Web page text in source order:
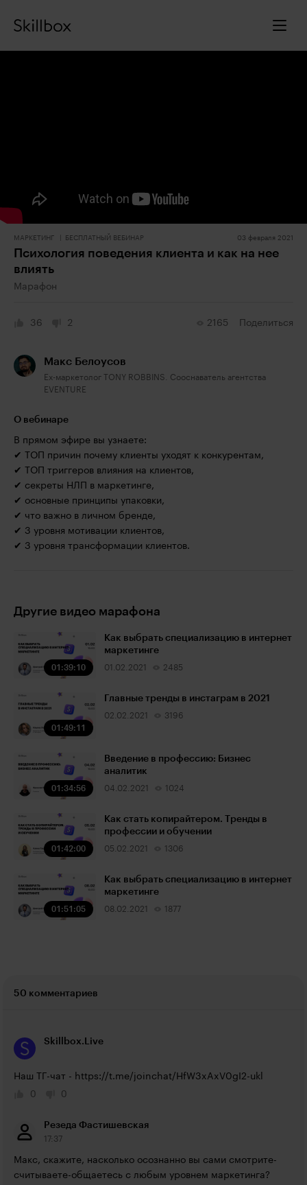
МАРКЕТИНГ БЕСПЛАТНЫЙ ВЕБИНАР 03 февраля 2021
Психология поведения клиента и как на нее
влиять
Марафон
36 2 2165 Поделиться
Макс Белоусов
Ex-маркетолог TONY ROBBINS. Сооснаватель агентства
EVENTURE
О вебинаре
В прямом эфире вы узнаете:
✔ ТОП причин почему клиенты уходят к конкурентам,
✔ ТОП триггеров влияния на клиентов,
✔ секреты НЛП в маркетинге,
✔ основные принципы упаковки,
✔ что важно в личном бренде,
✔ 3 уровня мотивации клиентов,
✔ 3 уровня трансформации клиентов.
Другие видео марафона
01:39:10
Как выбрать специализацию в интернет
маркетинге
01.02.2021 2485
01:49:11
Главные тренды в инстаграм в 2021
02.02.2021 3196
01:34:56
Введение в профессию: Бизнес
аналитик
04.02.2021 1024
01:42:00
Как стать копирайтером. Тренды в
профессии и обучении
05.02.2021 1306
01:51:05
Как выбрать специализацию в интернет
маркетинге
08.02.2021 1877
50 комментариев
Skillbox.Live
Наш ТГ-чат - https://t.me/joinchat/HfW3xAxV0gI2-ukl
0
0
Резеда Фастишевская
17:37
Макс, скажите, насколько осознанно вы сами смотрите-
считываете-общаетесь с любым уровнем маркетинга?